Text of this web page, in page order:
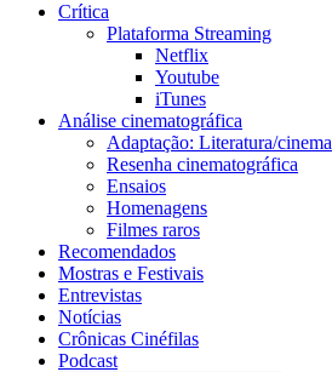
Crítica
Plataforma Streaming
Netflix
Youtube
iTunes
Análise cinematográfica
Adaptação: Literatura/cinema
Resenha cinematográfica
Ensaios
Homenagens
Filmes raros
Recomendados
Mostras e Festivais
Entrevistas
Notícias
Crônicas Cinéfilas
Podcast